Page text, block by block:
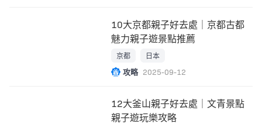
10大京都親子好去處｜京都古都
魅力親子遊景點推薦
京都 日本
攻略 2025-09-12
12大釜山親子好去處｜文青景點
親子遊玩樂攻略